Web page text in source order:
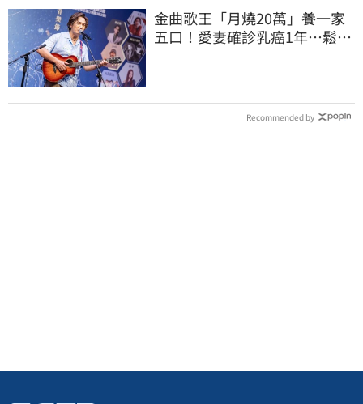
金曲歌王「月燒20萬」養一家
五口！愛妻確診乳癌1年…鬆口
Recommended by